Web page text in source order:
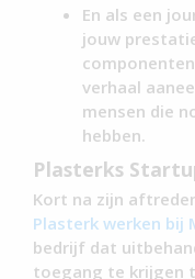
En als een
jouw
verhaal
mensen die
hebben.
Plasterks
Kort na zijn
Plasterk werken bij
bedrijf dat
toegang te krijgen